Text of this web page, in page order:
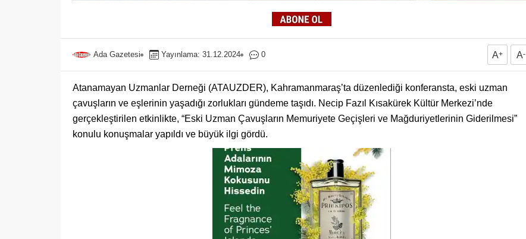
Ada Gazetesi Yayınlama: 31.12.2024 0 A+ A-
Atanamayan Uzmanlar Derneği (ATAUZDER), Kahramanmaraş’ta düzenlediği konferansta, eski uzman
çavuşların ve eşlerinin yaşadığı zorlukları gündeme taşıdı. Necip Fazıl Kısakürek Kültür Merkezi’nde
gerçekleştirilen etkinlikte, “Eski Uzman Çavuşların Memuriyete Geçişleri ve Mağduriyetlerinin Giderilmesi”
konulu konuşmalar yapıldı ve büyük ilgi gördü.